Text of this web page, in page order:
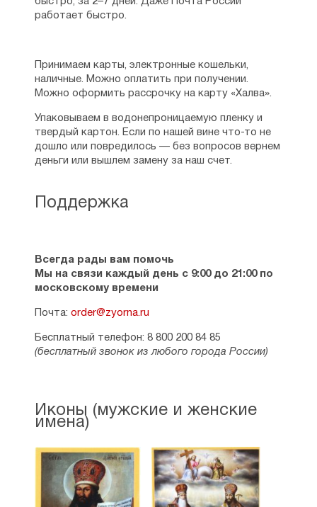
Поддержка
Всегда рады вам помочь
Мы на связи каждый день с 9:00 до 21:00 по
московскому времени
Почта: order@zyorna.ru
Бесплатный телефон: 8 800 200 84 85
(бесплатный звонок из любого города России)
работает быстро.
Принимаем карты, электронные кошельки,
наличные. Можно оплатить при получении.
Можно оформить рассрочку на карту «Халва».
Упаковываем в водонепроницаемую пленку и
твердый картон. Если по нашей вине что-то не
дошло или повредилось — без вопросов вернем
деньги или вышлем замену за наш счет.
Иконы (мужские и женские
имена)